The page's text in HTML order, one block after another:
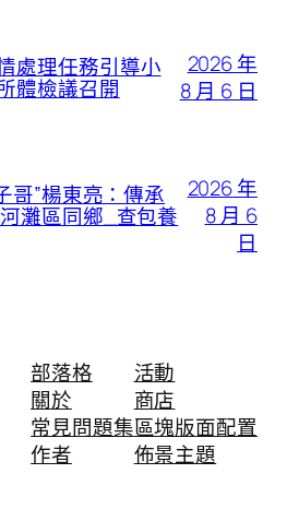
處理任務引導小
體檢議召開
2026 年
8 月 6 日
哥”楊東亮：傳承
灘區同鄉_查包養
2026 年
8 月 6
日
部落格
關於
常見問題集
作者
活動
商店
區塊版面配置
佈景主題